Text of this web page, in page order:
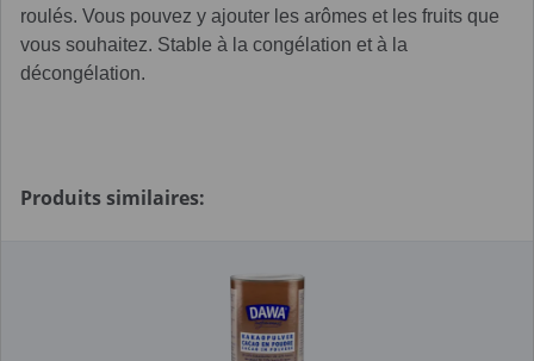
roulés. Vous pouvez y ajouter les arômes et les fruits que
vous souhaitez. Stable à la congélation et à la
décongélation.
Produits similaires: